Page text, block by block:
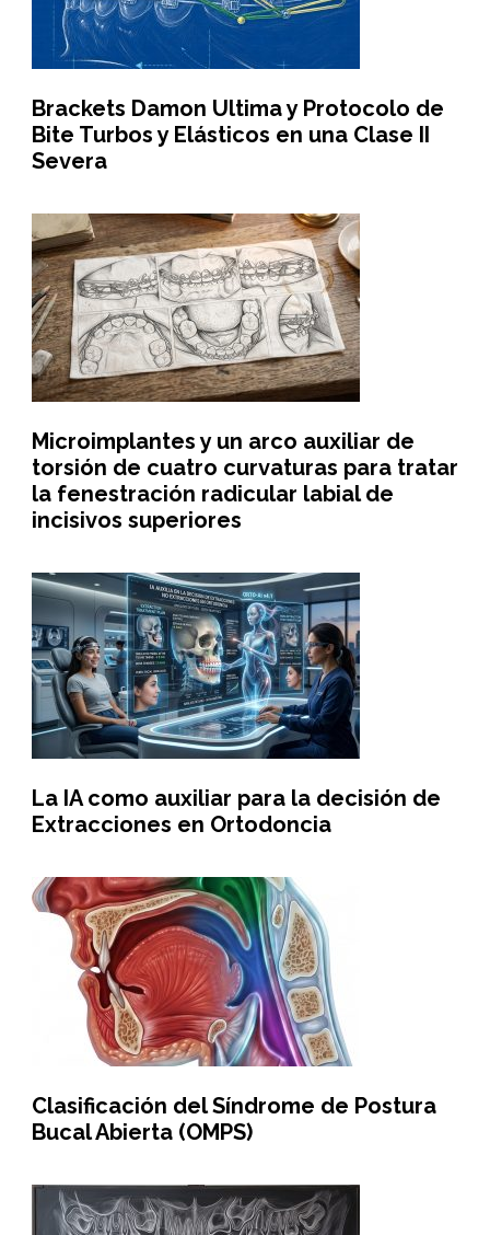
Brackets Damon Ultima y Protocolo de
Bite Turbos y Elásticos en una Clase II
Severa
Microimplantes y un arco auxiliar de
torsión de cuatro curvaturas para tratar
la fenestración radicular labial de
incisivos superiores
La IA como auxiliar para la decisión de
Extracciones en Ortodoncia
Clasificación del Síndrome de Postura
Bucal Abierta (OMPS)